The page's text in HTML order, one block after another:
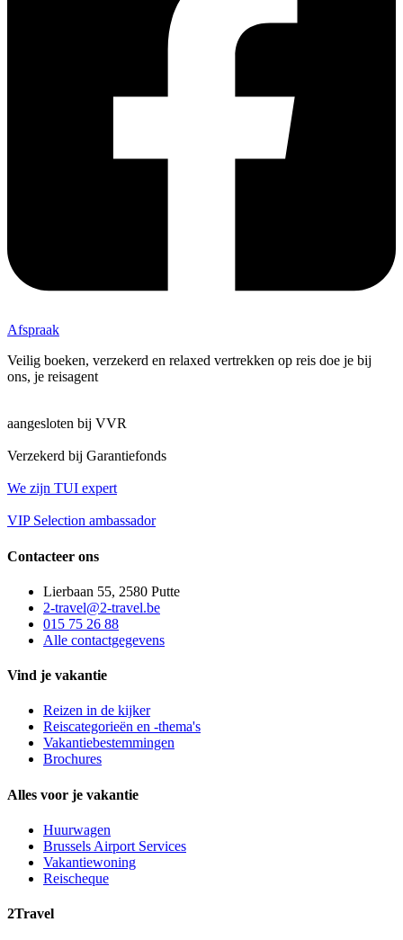
Afspraak
Veilig boeken, verzekerd en relaxed vertrekken op reis doe je bij
ons, je reisagent
aangesloten bij VVR
Verzekerd bij Garantiefonds​
We zijn TUI expert
VIP Selection ambassador
Contacteer ons
Lierbaan 55, 2580 Putte
2-travel@2-travel.be
015 75 26 88
Alle contactgegevens
Vind je vakantie
Reizen in de kijker
Reiscategorieën en -thema's
Vakantiebestemmingen
Brochures
Alles voor je vakantie
Huurwagen
Brussels Airport Services
Vakantiewoning
Reischeque
2Travel